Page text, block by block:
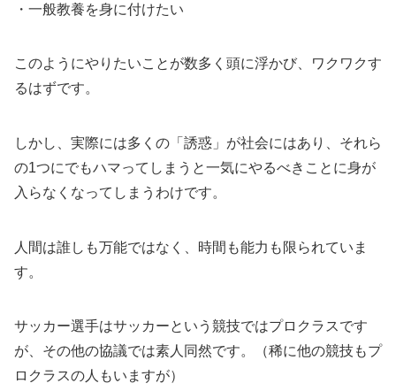
・一般教養を身に付けたい
このようにやりたいことが数多く頭に浮かび、ワクワクす
るはずです。
しかし、実際には多くの「誘惑」が社会にはあり、それら
の1つにでもハマってしまうと一気にやるべきことに身が
入らなくなってしまうわけです。
人間は誰しも万能ではなく、時間も能力も限られていま
す。
サッカー選手はサッカーという競技ではプロクラスです
が、その他の協議では素人同然です。（稀に他の競技もプ
ロクラスの人もいますが）